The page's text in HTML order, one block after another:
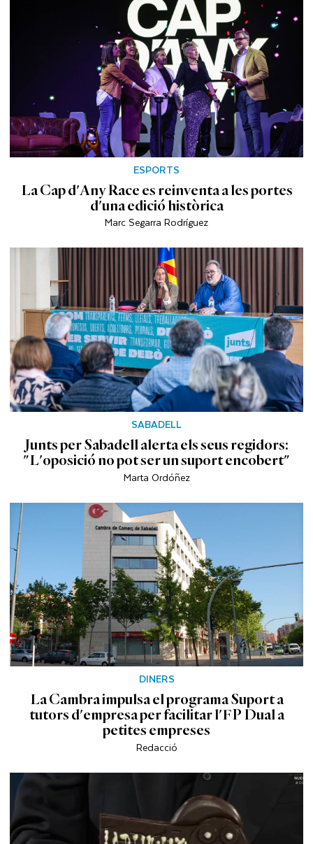
ESPORTS
La Cap d'Any Race es reinventa a les portes
d'una edició històrica
Marc Segarra Rodríguez
SABADELL
Junts per Sabadell alerta els seus regidors:
"L'oposició no pot ser un suport encobert"
Marta Ordóñez
DINERS
La Cambra impulsa el programa Suport a
tutors d'empresa per facilitar l'FP Dual a
petites empreses
Redacció